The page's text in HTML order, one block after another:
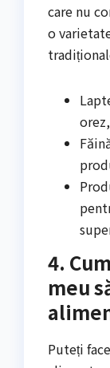
care nu
o
4.
meu
Puteți